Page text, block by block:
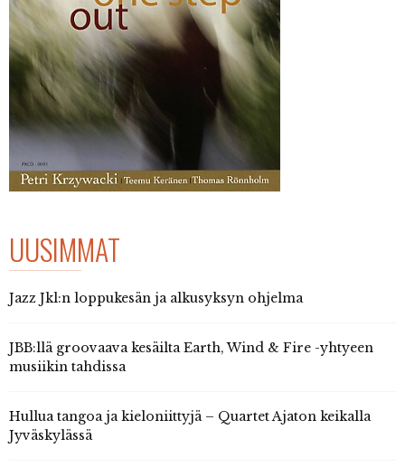
UUSIMMAT
Jazz Jkl:n loppukesän ja alkusyksyn ohjelma
JBB:llä groovaava kesäilta Earth, Wind & Fire -yhtyeen
musiikin tahdissa
Hullua tangoa ja kieloniittyjä – Quartet Ajaton keikalla
Jyväskylässä